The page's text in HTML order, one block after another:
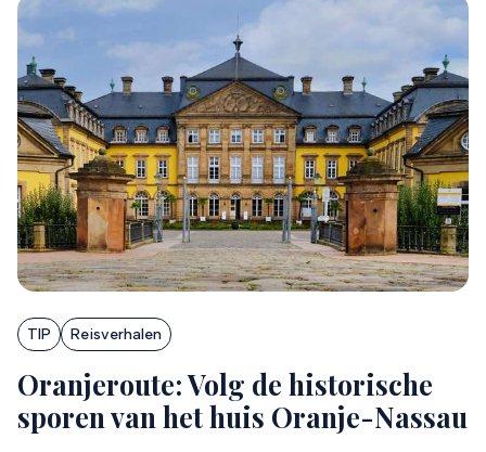
TIP Reisverhalen
Oranjeroute: Volg de historische
sporen van het huis Oranje-Nassau